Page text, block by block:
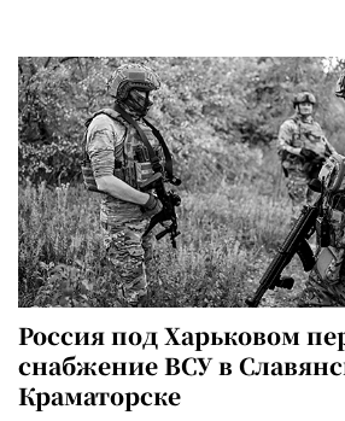
Россия под Харьковом
снабжение ВСУ в
Краматорске